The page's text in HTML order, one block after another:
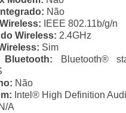
Não
IEEE 802.11b/g/n
Wireless: 2.4GHz
Sim
Bluetooth: Bluetooth®
Não
Intel® High Definition
N/A